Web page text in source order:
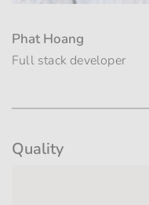
Phat Hoang
Full stack developer
Quality